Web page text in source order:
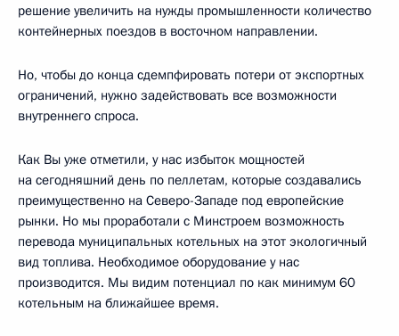
решение увеличить на нужды промышленности количество
контейнерных поездов в восточном направлении.
Но, чтобы до конца сдемпфировать потери от экспортных
ограничений, нужно задействовать все возможности
внутреннего спроса.
Как Вы уже отметили, у нас избыток мощностей
на сегодняшний день по пеллетам, которые создавались
преимущественно на Северо-Западе под европейские
рынки. Но мы проработали с Минстроем возможность
перевода муниципальных котельных на этот экологичный
вид топлива. Необходимое оборудование у нас
производится. Мы видим потенциал по как минимум 60
котельным на ближайшее время.